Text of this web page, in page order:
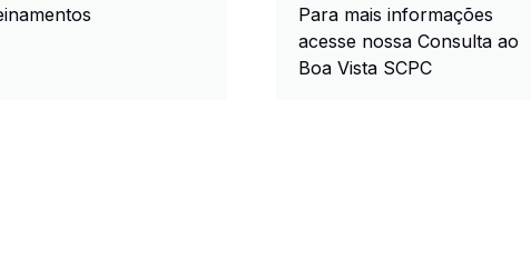
Para mais informações
acesse nossa Consulta ao
Boa Vista SCPC